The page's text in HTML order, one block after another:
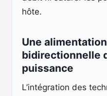
hôte.
Une
bidirectionnelle
puissance
L’intégration des